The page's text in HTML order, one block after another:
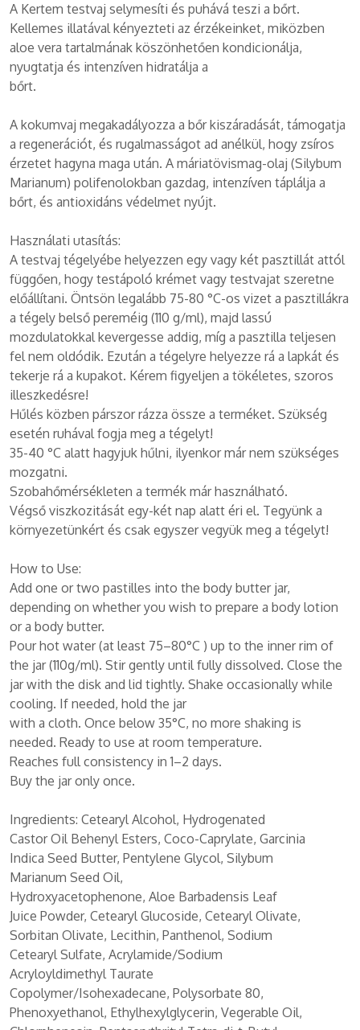
A Kertem testvaj selymesíti és puhává teszi a bőrt.
Kellemes illatával kényezteti az érzékeinket, miközben
aloe vera tartalmának köszönhetően kondicionálja,
nyugtatja és intenzíven hidratálja a
bőrt.
A kokumvaj megakadályozza a bőr kiszáradását, támogatja
a regenerációt, és rugalmasságot ad anélkül, hogy zsíros
érzetet hagyna maga után. A máriatövismag-olaj (Silybum
Marianum) polifenolokban gazdag, intenzíven táplálja a
bőrt, és antioxidáns védelmet nyújt.
Használati utasítás:
A testvaj tégelyébe helyezzen egy vagy két pasztillát attól
függően, hogy testápoló krémet vagy testvajat szeretne
előállítani. Öntsön legalább 75-80 °C-os vizet a pasztillákra
a tégely belső pereméig (110 g/ml), majd lassú
mozdulatokkal kevergesse addig, míg a pasztilla teljesen
fel nem oldódik. Ezután a tégelyre helyezze rá a lapkát és
tekerje rá a kupakot. Kérem figyeljen a tökéletes, szoros
illeszkedésre!
Hűlés közben párszor rázza össze a terméket. Szükség
esetén ruhával fogja meg a tégelyt!
35-40 °C alatt hagyjuk hűlni, ilyenkor már nem szükséges
mozgatni.
Szobahőmérsékleten a termék már használható.
Végső viszkozitását egy-két nap alatt éri el. Tegyünk a
környezetünkért és csak egyszer vegyük meg a tégelyt!
How to Use:
Add one or two pastilles into the body butter jar,
depending on whether you wish to prepare a body lotion
or a body butter.
Pour hot water (at least 75–80°C ) up to the inner rim of
the jar (110g/ml). Stir gently until fully dissolved. Close the
jar with the disk and lid tightly. Shake occasionally while
cooling. If needed, hold the jar
with a cloth. Once below 35°C, no more shaking is
needed. Ready to use at room temperature.
Reaches full consistency in 1–2 days.
Buy the jar only once.
Ingredients: Cetearyl Alcohol, Hydrogenated
Castor Oil Behenyl Esters, Coco-Caprylate, Garcinia
Indica Seed Butter, Pentylene Glycol, Silybum
Marianum Seed Oil,
Hydroxyacetophenone, Aloe Barbadensis Leaf
Juice Powder, Cetearyl Glucoside, Cetearyl Olivate,
Sorbitan Olivate, Lecithin, Panthenol, Sodium
Cetearyl Sulfate, Acrylamide/Sodium
Acryloyldimethyl Taurate
Copolymer/Isohexadecane, Polysorbate 80,
Phenoxyethanol, Ethylhexylglycerin, Vegerable Oil,